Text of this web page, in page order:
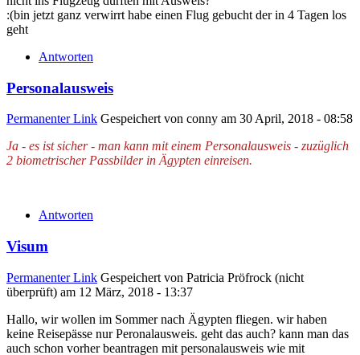
:(bin jetzt ganz verwirrt habe einen Flug gebucht der in 4 Tagen los
geht
Antworten
Personalausweis
Permanenter Link Gespeichert von conny am 30 April, 2018 - 08:58
Ja - es ist sicher - man kann mit einem Personalausweis - zuzüglich
2 biometrischer Passbilder in Ägypten einreisen.
Antworten
Visum
Permanenter Link Gespeichert von Patricia Pröfrock (nicht
überprüft) am 12 März, 2018 - 13:37
Hallo, wir wollen im Sommer nach Ägypten fliegen. wir haben
keine Reisepässe nur Peronalausweis. geht das auch? kann man das
auch schon vorher beantragen mit personalausweis wie mit